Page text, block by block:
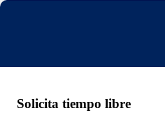
Solicita tiempo libre